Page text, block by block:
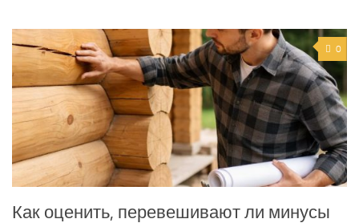
0
Как оценить, перевешивают ли минусы